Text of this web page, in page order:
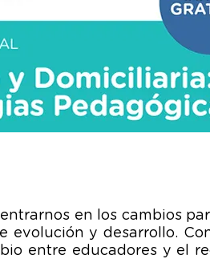
en los cambios
y desarrollo.
entre educadores y el